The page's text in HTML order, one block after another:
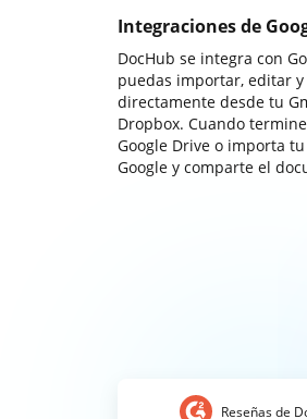
Integraciones de
DocHub se integra con
puedas importar, editar
directamente desde tu
Dropbox. Cuando
Google Drive o importa
Google y comparte el
Reseñas de